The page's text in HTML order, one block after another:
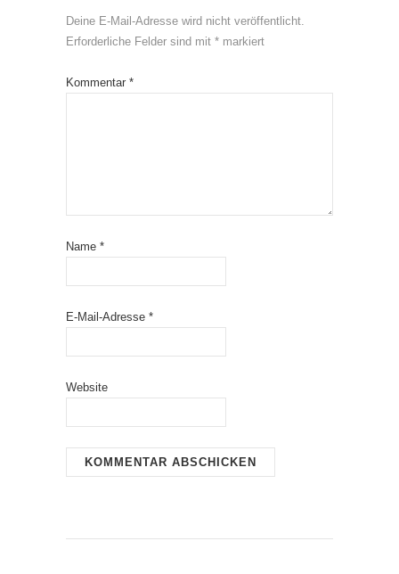
Deine E-Mail-Adresse wird nicht veröffentlicht.
Erforderliche Felder sind mit * markiert
Kommentar *
Name *
E-Mail-Adresse *
Website